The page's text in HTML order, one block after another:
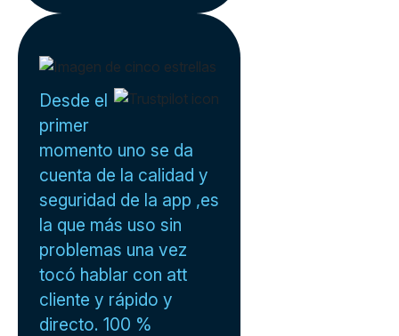
Desde el
primer
momento uno se da
cuenta de la calidad y
seguridad de la app ,es
la que más uso sin
problemas una vez
tocó hablar con att
cliente y rápido y
directo. 100 %